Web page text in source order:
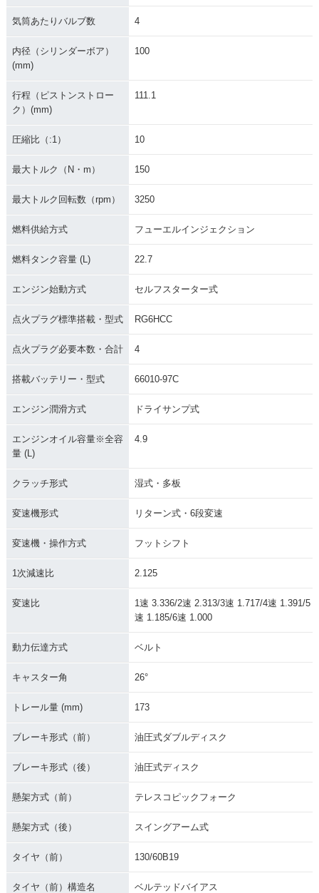
気筒あたりバルブ数 4
内径（シリンダーボア）
(mm)
100
行程（ピストンストロー
ク）(mm)
111.1
圧縮比（:1） 10
最大トルク（N・m） 150
最大トルク回転数（rpm） 3250
燃料供給方式 フューエルインジェクション
燃料タンク容量 (L) 22.7
エンジン始動方式 セルフスターター式
点火プラグ標準搭載・型式 RG6HCC
点火プラグ必要本数・合計 4
搭載バッテリー・型式 66010-97C
エンジン潤滑方式 ドライサンプ式
エンジンオイル容量※全容
量 (L)
4.9
クラッチ形式 湿式・多板
変速機形式 リターン式・6段変速
変速機・操作方式 フットシフト
1次減速比 2.125
変速比
1速 3.336/2速 2.313/3速 1.717/4速 1.391/5
速 1.185/6速 1.000
動力伝達方式 ベルト
キャスター角 26°
トレール量 (mm) 173
ブレーキ形式（前） 油圧式ダブルディスク
ブレーキ形式（後） 油圧式ディスク
懸架方式（前） テレスコピックフォーク
懸架方式（後） スイングアーム式
タイヤ（前） 130/60B19
タイヤ（前）構造名 ベルテッドバイアス